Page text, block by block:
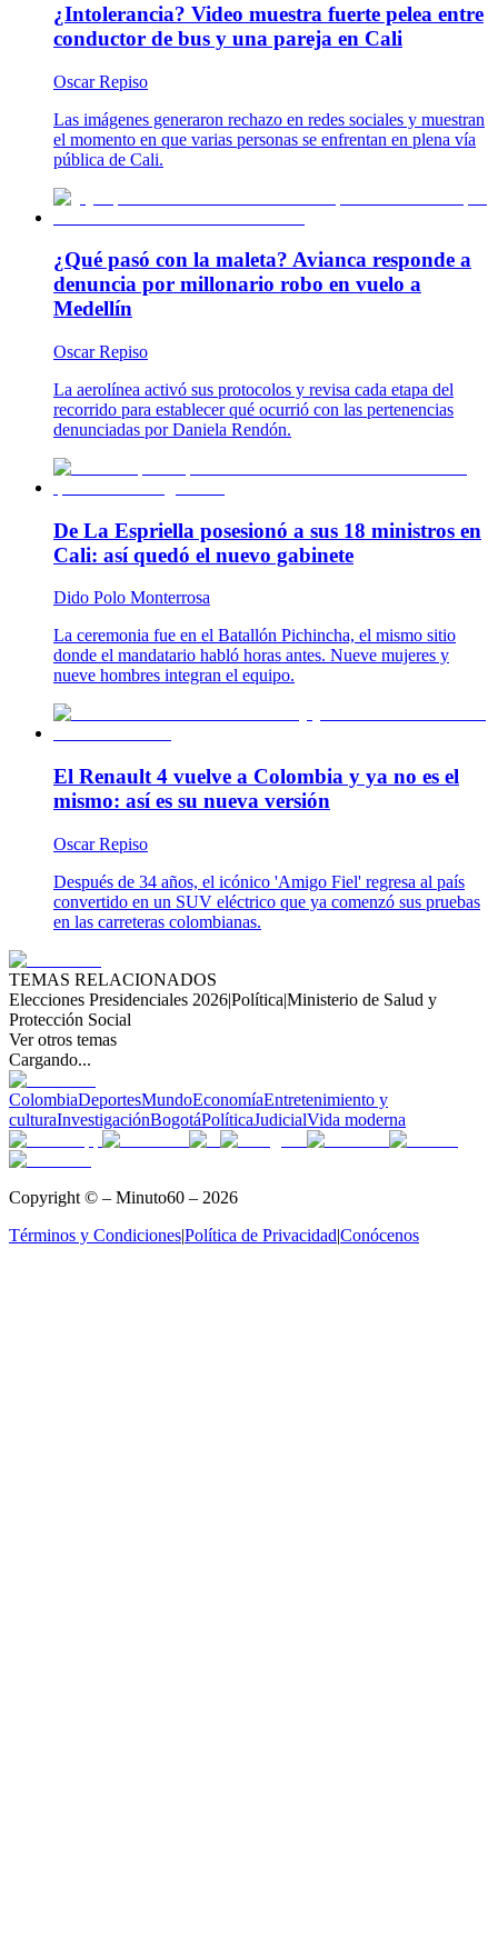
¿Intolerancia? Video muestra fuerte pelea entre
conductor de bus y una pareja en Cali
Oscar Repiso
Las imágenes generaron rechazo en redes sociales y muestran
el momento en que varias personas se enfrentan en plena vía
pública de Cali.
¿Qué pasó con la maleta? Avianca responde a
denuncia por millonario robo en vuelo a
Medellín
Oscar Repiso
La aerolínea activó sus protocolos y revisa cada etapa del
recorrido para establecer qué ocurrió con las pertenencias
denunciadas por Daniela Rendón.
De La Espriella posesionó a sus 18 ministros en
Cali: así quedó el nuevo gabinete
Dido Polo Monterrosa
La ceremonia fue en el Batallón Pichincha, el mismo sitio
donde el mandatario habló horas antes. Nueve mujeres y
nueve hombres integran el equipo.
El Renault 4 vuelve a Colombia y ya no es el
mismo: así es su nueva versión
Oscar Repiso
Después de 34 años, el icónico 'Amigo Fiel' regresa al país
convertido en un SUV eléctrico que ya comenzó sus pruebas
en las carreteras colombianas.
TEMAS RELACIONADOS
Elecciones Presidenciales 2026|Política|Ministerio de Salud y
Protección Social
Ver otros temas
Cargando...
ColombiaDeportesMundoEconomíaEntretenimiento y
culturaInvestigaciónBogotáPolíticaJudicialVida moderna
Copyright © – Minuto60 – 2026
Términos y Condiciones|Política de Privacidad|Conócenos